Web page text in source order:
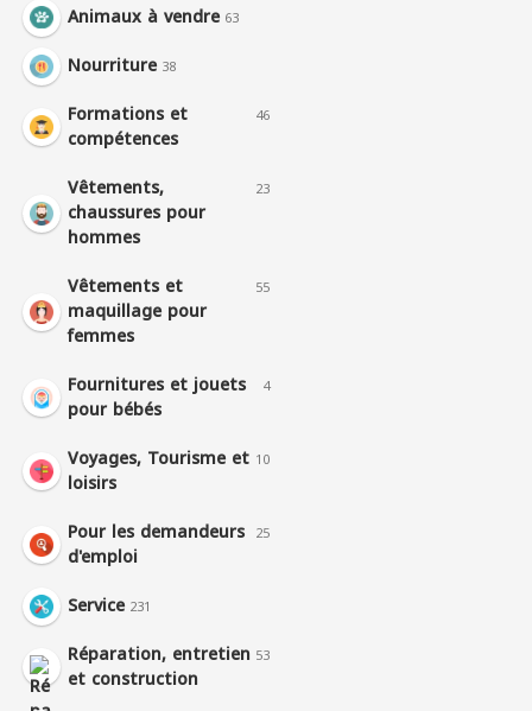
Animaux à vendre 63
Nourriture 38
Formations et
compétences
46
Vêtements,
chaussures pour
hommes
23
Vêtements et
maquillage pour
femmes
55
Fournitures et jouets
pour bébés
4
Voyages, Tourisme et
loisirs
10
Pour les demandeurs
d'emploi
25
Service 231
Réparation, entretien
et construction
53